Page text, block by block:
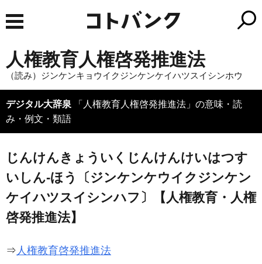
人権教育人権啓発推進法
（読み）ジンケンキョウイクジンケンケイハツスイシンホウ
デジタル大辞泉 「人権教育人権啓発推進法」の意味・読
み・例文・類語
じんけんきょういくじんけんけいはつす
いしん‐ほう〔ジンケンケウイクジンケン
ケイハツスイシンハフ〕【人権教育・人権
啓発推進法】
⇒ 人権教育啓発推進法